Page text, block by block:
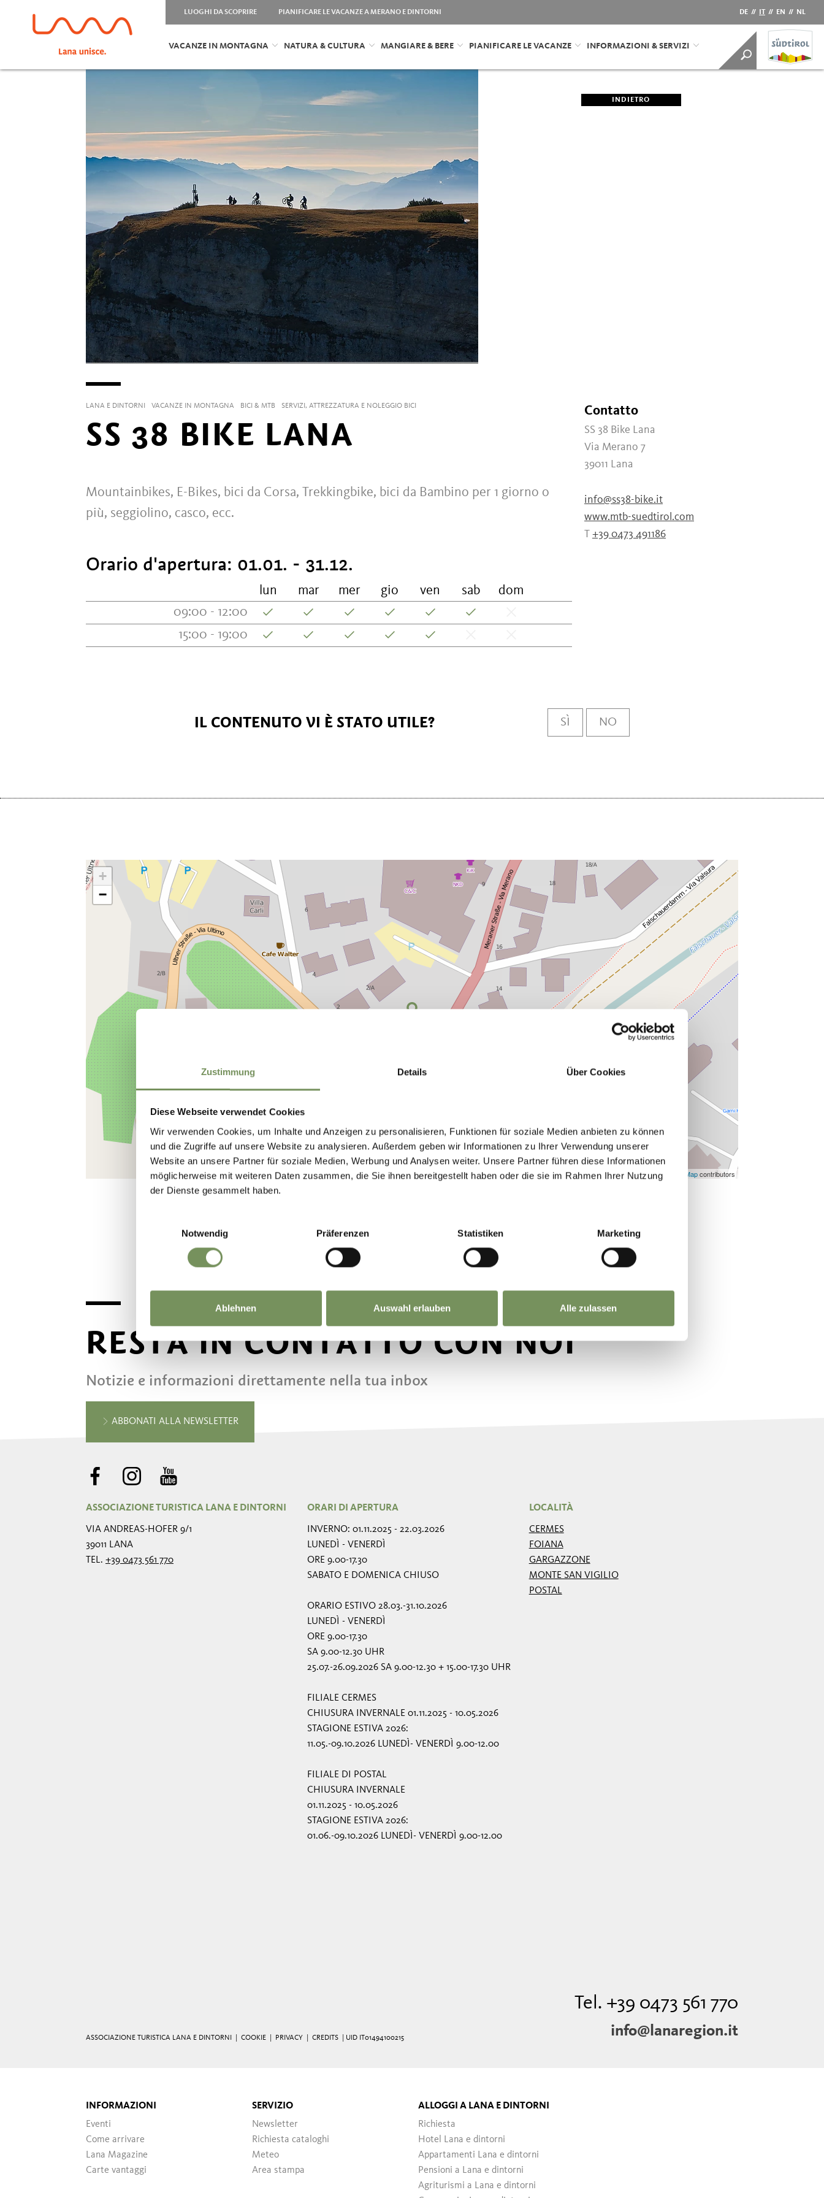
Zustimmung Details Über Cookies
Diese Webseite verwendet Cookies
Wir verwenden Cookies, um Inhalte und Anzeigen zu personalisieren, Funktionen für soziale Medien anbieten zu können
und die Zugriffe auf unsere Website zu analysieren. Außerdem geben wir Informationen zu Ihrer Verwendung unserer
Website an unsere Partner für soziale Medien, Werbung und Analysen weiter. Unsere Partner führen diese Informationen
möglicherweise mit weiteren Daten zusammen, die Sie ihnen bereitgestellt haben oder die sie im Rahmen Ihrer Nutzung
der Dienste gesammelt haben.
Notwendig
Präferenzen Statistiken Marketing
Ablehnen Auswahl erlauben Alle zulassen
LUOGHI DA SCOPRIRE PIANIFICARE LE VACANZE A MERANO E DINTORNI DE // IT // EN // NL
VACANZE IN MONTAGNA NATURA & CULTURA MANGIARE & BERE PIANIFICARE LE VACANZE INFORMAZIONI & SERVIZI
INDIETRO
LANA E DINTORNI VACANZE IN MONTAGNA BICI & MTB SERVIZI, ATTREZZATURA E NOLEGGIO BICI
SS 38 BIKE LANA
Mountainbikes, E-Bikes, bici da Corsa, Trekkingbike, bici da Bambino per 1 giorno o
più, seggiolino, casco, ecc.
Orario d'apertura: 01.01. - 31.12.
lun mar mer gio ven sab
dom
09:00 - 12:00
15:00 - 19:00
Contatto
SS 38 Bike Lana
Via Merano 7
39011 Lana
info@ss38-bike.it
www.mtb-suedtirol.com
T +39 0473 491186
IL CONTENUTO VI È STATO UTILE? SÌ NO
+
−
©OpenStreetMapcontributors
RESTA IN CONTATTO CON NOI
Notizie e informazioni direttamente nella tua inbox
ABBONATI ALLA NEWSLETTER
ASSOCIAZIONE TURISTICA LANA E DINTORNI
VIA ANDREAS-HOFER 9/1
39011 LANA
TEL. +39 0473 561 770
ORARI DI APERTURA
INVERNO: 01.11.2025 - 22.03.2026
LUNEDÌ - VENERDÌ
ORE 9.00-17.30
SABATO E DOMENICA CHIUSO
ORARIO ESTIVO 28.03.-31.10.2026
LUNEDÌ - VENERDÌ
ORE 9.00-17.30
SA 9.00-12.30 UHR
25.07.-26.09.2026 SA 9.00-12.30 + 15.00-17.30 UHR
FILIALE CERMES
CHIUSURA INVERNALE 01.11.2025 - 10.05.2026
STAGIONE ESTIVA 2026:
11.05.-09.10.2026 LUNEDÌ- VENERDÌ 9.00-12.00
FILIALE DI POSTAL
CHIUSURA INVERNALE
01.11.2025 - 10.05.2026
STAGIONE ESTIVA 2026:
01.06.-09.10.2026 LUNEDÌ- VENERDÌ 9.00-12.00
LOCALITÀ
CERMES
FOIANA
GARGAZZONE
MONTE SAN VIGILIO
POSTAL
Tel. +39 0473 561 770
info@lanaregion.it
ASSOCIAZIONE TURISTICA LANA E DINTORNI | COOKIE PRIVACY CREDITS | UID IT01494100215
INFORMAZIONI
Eventi
Come arrivare
Lana Magazine
Carte vantaggi
SERVIZIO
Newsletter
Richiesta cataloghi
Meteo
Area stampa
ALLOGGI A LANA E DINTORNI
Richiesta
Hotel Lana e dintorni
Appartamenti Lana e dintorni
Pensioni a Lana e dintorni
Agriturismi a Lana e dintorni